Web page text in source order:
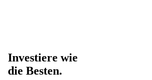
Investiere wie
die Besten.